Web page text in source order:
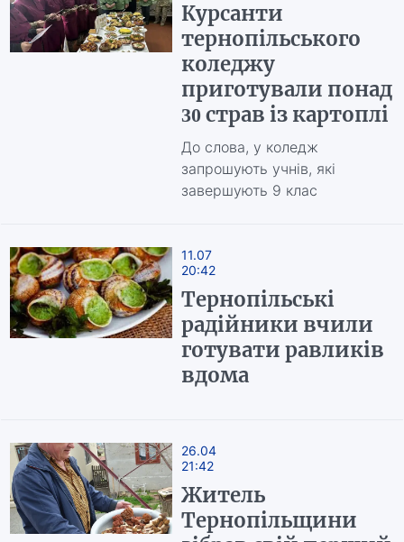
Курсанти
тернопільського
коледжу
приготували понад
30 страв із картоплі
До слова, у коледж
запрошують учнів, які
завершують 9 клас
11.07
20:42
Тернопільські
радійники вчили
готувати равликів
вдома
26.04
21:42
Житель
Тернопільщини